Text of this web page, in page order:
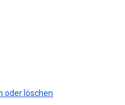
oder löschen